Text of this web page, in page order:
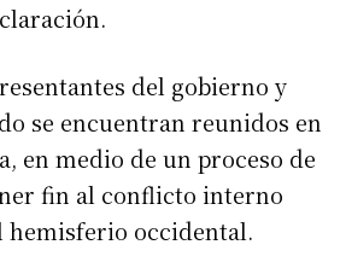
del gobierno y
se encuentran reunidos en
en medio de un proceso de
fin al conflicto interno
hemisferio occidental.